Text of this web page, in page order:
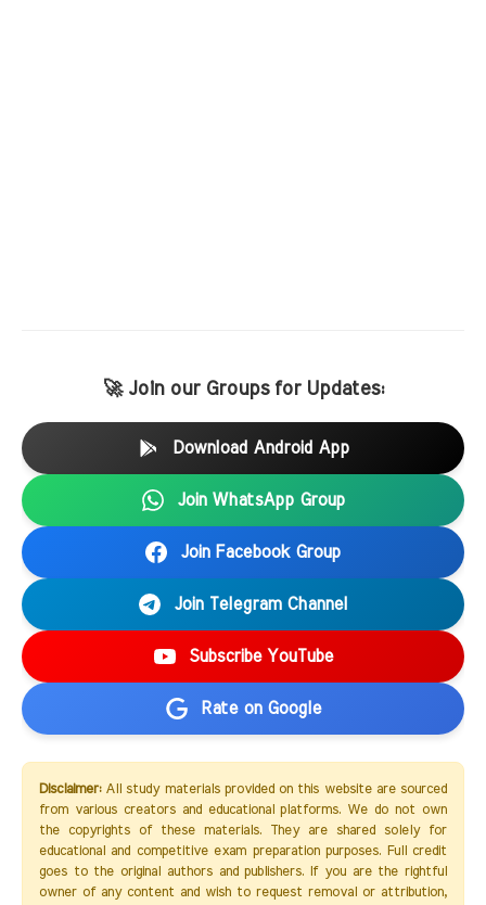
🚀 Join our Groups for Updates:
Download Android App
Join WhatsApp Group
Join Facebook Group
Join Telegram Channel
Subscribe YouTube
Rate on Google
Disclaimer:All study materials provided on this website are sourced
from various creators and educational platforms. We do not own
the copyrights of these materials. They are shared solely for
educational and competitive exam preparation purposes. Full credit
goes to the original authors and publishers. If you are the rightful
owner of any content and wish to request removal or attribution,